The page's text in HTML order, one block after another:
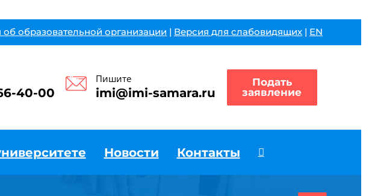
образовательной организации | Версия для слабовидящих | EN
40-00
Пишите
imi@imi-samara.ru
Подать
заявление
Новости Контакты